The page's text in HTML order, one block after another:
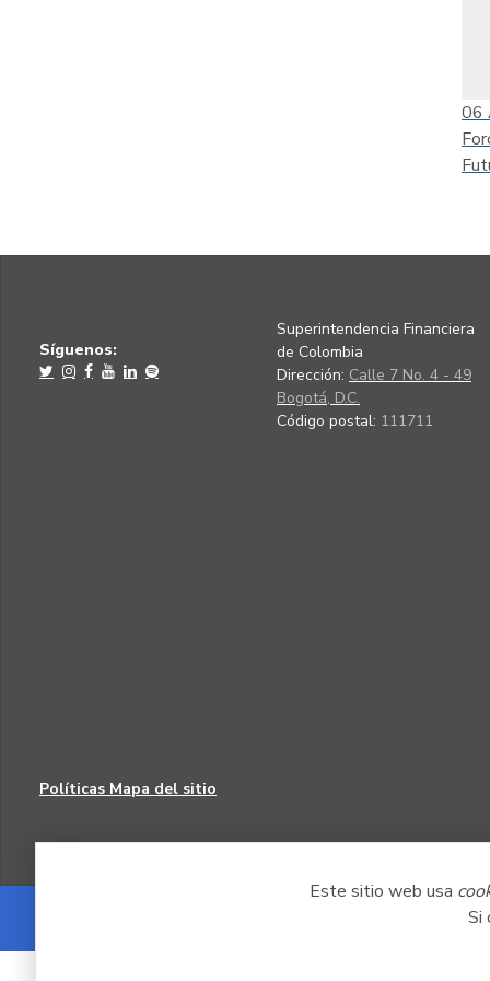
Este sitio web usa
Si
06
Síguenos:
Superintendencia Financiera
de Colombia
Dirección: Calle 7 No. 4 - 49
Bogotá, D.C.
Código postal: 111711
Políticas Mapa del sitio